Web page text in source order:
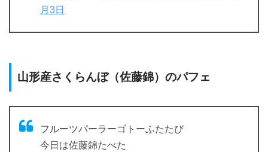
月3日
山形産さくらんぼ（佐藤錦）のパフェ
フルーツパーラーゴトーふたたび
今日は佐藤錦たべた